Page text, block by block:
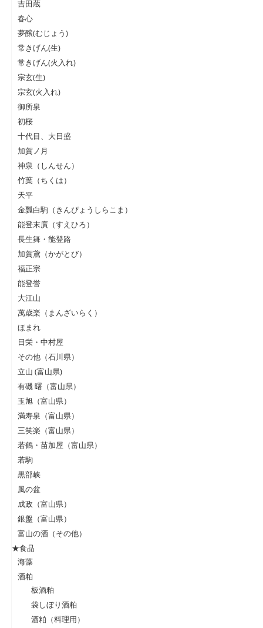
吉田蔵
春心
夢醸(むじょう)
常きげん(生)
常きげん(火入れ)
宗玄(生)
宗玄(火入れ)
御所泉
初桜
十代目、大日盛
加賀ノ月
神泉（しんせん）
竹葉（ちくは）
天平
金瓢白駒（きんぴょうしらこま）
能登末廣（すえひろ）
長生舞・能登路
加賀鳶（かがとび）
福正宗
能登誉
大江山
萬歳楽（まんざいらく）
ほまれ
日栄・中村屋
その他（石川県）
立山 (富山県)
有磯 曙（富山県）
玉旭（富山県）
満寿泉（富山県）
三笑楽（富山県）
若鶴・苗加屋（富山県）
若駒
黒部峡
風の盆
成政（富山県）
銀盤（富山県）
富山の酒（その他）
★食品
海藻
酒粕
板酒粕
袋しぼり酒粕
酒粕（料理用）